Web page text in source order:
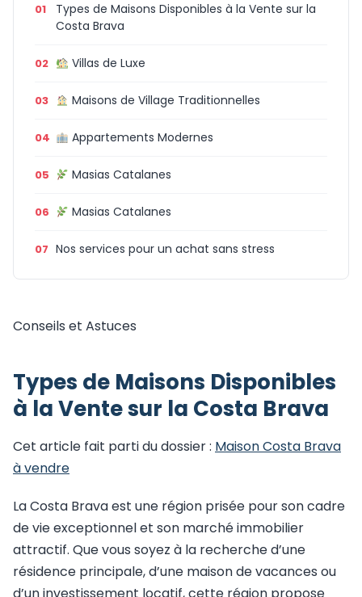
Types de Maisons Disponibles à la Vente sur la
Costa Brava
Villas de Luxe
Maisons de Village Traditionnelles
Appartements Modernes
Masias Catalanes
Masias Catalanes
Nos services pour un achat sans stress
Conseils et Astuces
Types de Maisons Disponibles
à la Vente sur la Costa Brava
Cet article fait parti du dossier : Maison Costa Brava
à vendre
La Costa Brava est une région prisée pour son cadre
de vie exceptionnel et son marché immobilier
attractif. Que vous soyez à la recherche d’une
résidence principale, d’une maison de vacances ou